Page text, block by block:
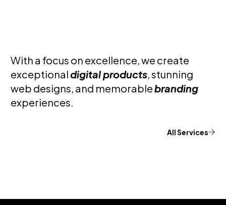
With a focus on excellence, we create
exceptionaldigital products, stunning
web designs, and memorablebranding
experiences.
All Services